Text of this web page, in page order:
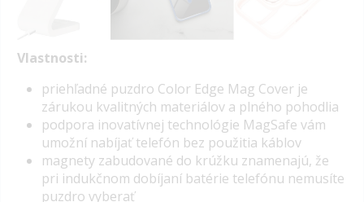
Vlastnosti:
priehľadné puzdro Color Edge Mag Cover je
zárukou kvalitných materiálov a plného pohodlia
podpora inovatívnej technológie MagSafe vám
umožní nabíjať telefón bez použitia káblov
magnety zabudované do krúžku znamenajú, že
pri indukčnom dobíjaní batérie telefónu nemusíte
puzdro vyberať